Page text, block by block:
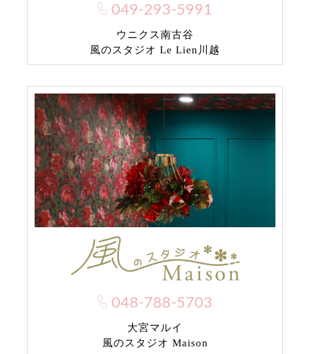
049-293-5991
ウニクス南古谷
風のスタジオ Le Lien川越
048-788-5703
大宮マルイ
風のスタジオ Maison